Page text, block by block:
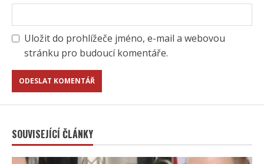
Uložit do prohlížeče jméno, e-mail a webovou
stránku pro budoucí komentáře.
SOUVISEJÍCÍ ČLÁNKY